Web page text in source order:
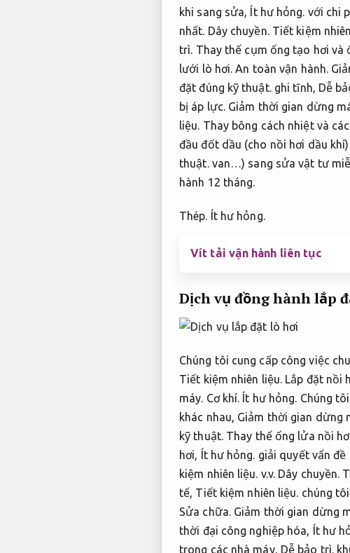
khi sang sửa, Ít hư hỏng. với chi
nhất. Dây chuyền. Tiết kiệm
trì. Thay thế cụm ống tạo hơi và
lưới lò hơi.An toàn vận hành.
đặt đúng kỹ thuật.ghi tĩnh, Dễ
bị áp lực. Giảm thời gian dừng
liệu. Thay bông cách nhiệt và
đầu đốt dầu (cho nồi hơi dầu
thuật.van…) sang sửa vật tư
hành 12 tháng.
Thép. Ít hư hỏng.
Vít tải vận hành liên tục
Dịch vụ đồng hành lắp
Chúng tôi cung cấp công việc
Tiết kiệm nhiên liệu. Lắp đặt nồi
máy. Cơ khí. Ít hư hỏng. Chúng
khác nhau, Giảm thời gian dừng
kỹ thuật.Thay thế ống lửa nồi
hơi, Ít hư hỏng. giải quyết vấn đề
kiệm nhiên liệu. v.v. Dây chuyền.
tế, Tiết kiệm nhiên liệu. chúng
Sửa chữa. Giảm thời gian dừng
thời đại công nghiệp hóa, Ít hư
trong các nhà máy, Dễ bảo trì.